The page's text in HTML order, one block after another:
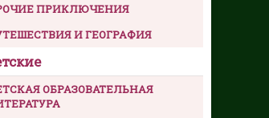
ПРИКЛЮЧЕНИЯ
И ГЕОГРАФИЯ
ОБРАЗОВАТЕЛЬНАЯ